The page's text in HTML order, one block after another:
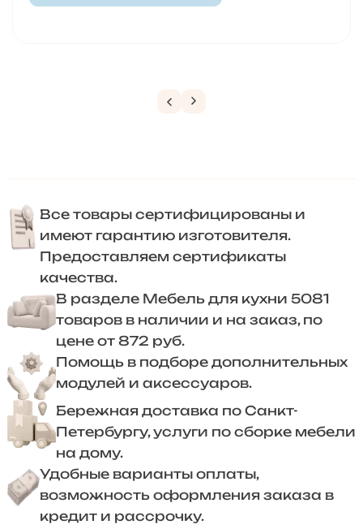
Все товары сертифицированы и
имеют гарантию изготовителя.
Предоставляем сертификаты
качества.
В разделе Мебель для кухни 5081
товаров в наличии и на заказ, по
цене от 872 руб.
Помощь в подборе дополнительных
модулей и аксессуаров.
Бережная доставка по Санкт-
Петербургу, услуги по сборке мебели
на дому.
Удобные варианты оплаты,
возможность оформления заказа в
кредит и рассрочку.